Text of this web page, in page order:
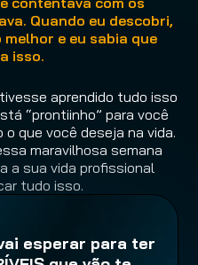
Quando eu descobri,
e eu sabia que
isso.
aprendido tudo isso
“prontiinho” para você
que você deseja na vida.
maravilhosa semana
a sua vida profissional
tudo isso.
esperar para ter